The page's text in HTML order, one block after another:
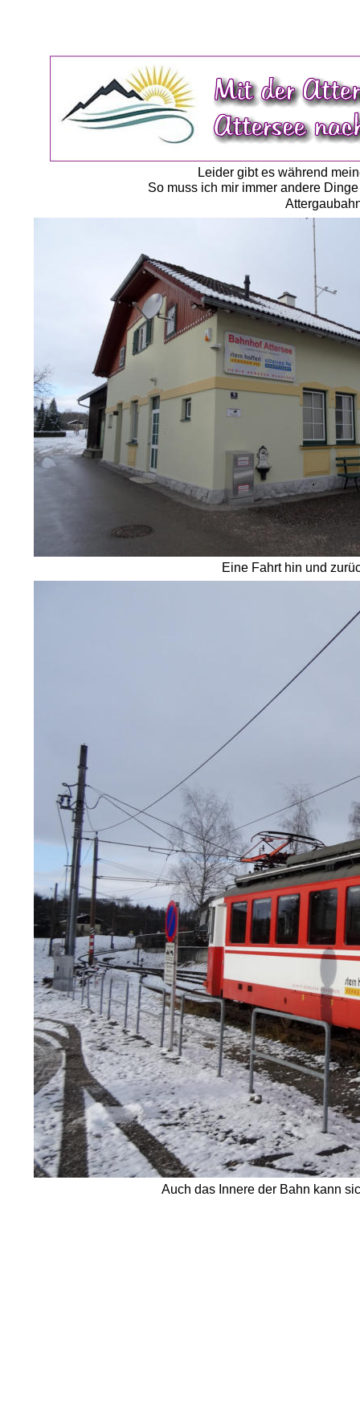
Leider gibt es während
So muss ich mir immer andere
Eine Fahrt hin und
Auch das Innere der Bahn kann